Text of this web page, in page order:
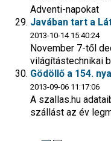
Adventi-napokat
Javában tart a
2013-10-14 15:40:24
November 7-től
világítástechnikai
Gödöllő a 154.
2013-09-06 11:17:06
A szallas.hu
szállást az év